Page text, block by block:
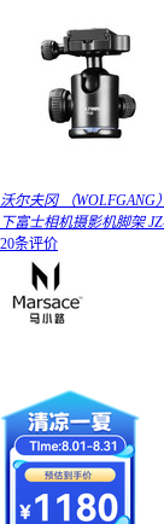
沃尔夫冈 （
下富士相机摄影机脚架
20条评价